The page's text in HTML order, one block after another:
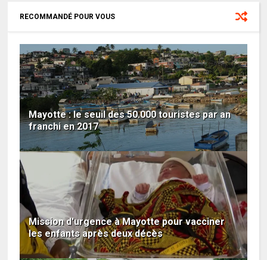
RECOMMANDÉ POUR VOUS
Mayotte : le seuil des 50.000 touristes par an
franchi en 2017
Mission d'urgence à Mayotte pour vacciner
les enfants après deux décès